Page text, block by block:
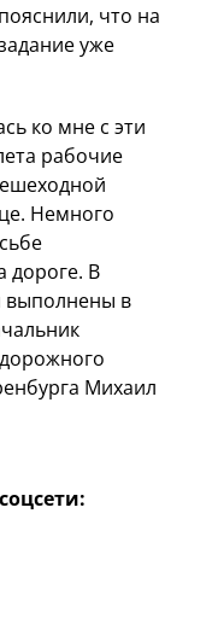
что на
уже
ко мне с эти
рабочие
Немного
дороге. В
выполнены в
Михаил